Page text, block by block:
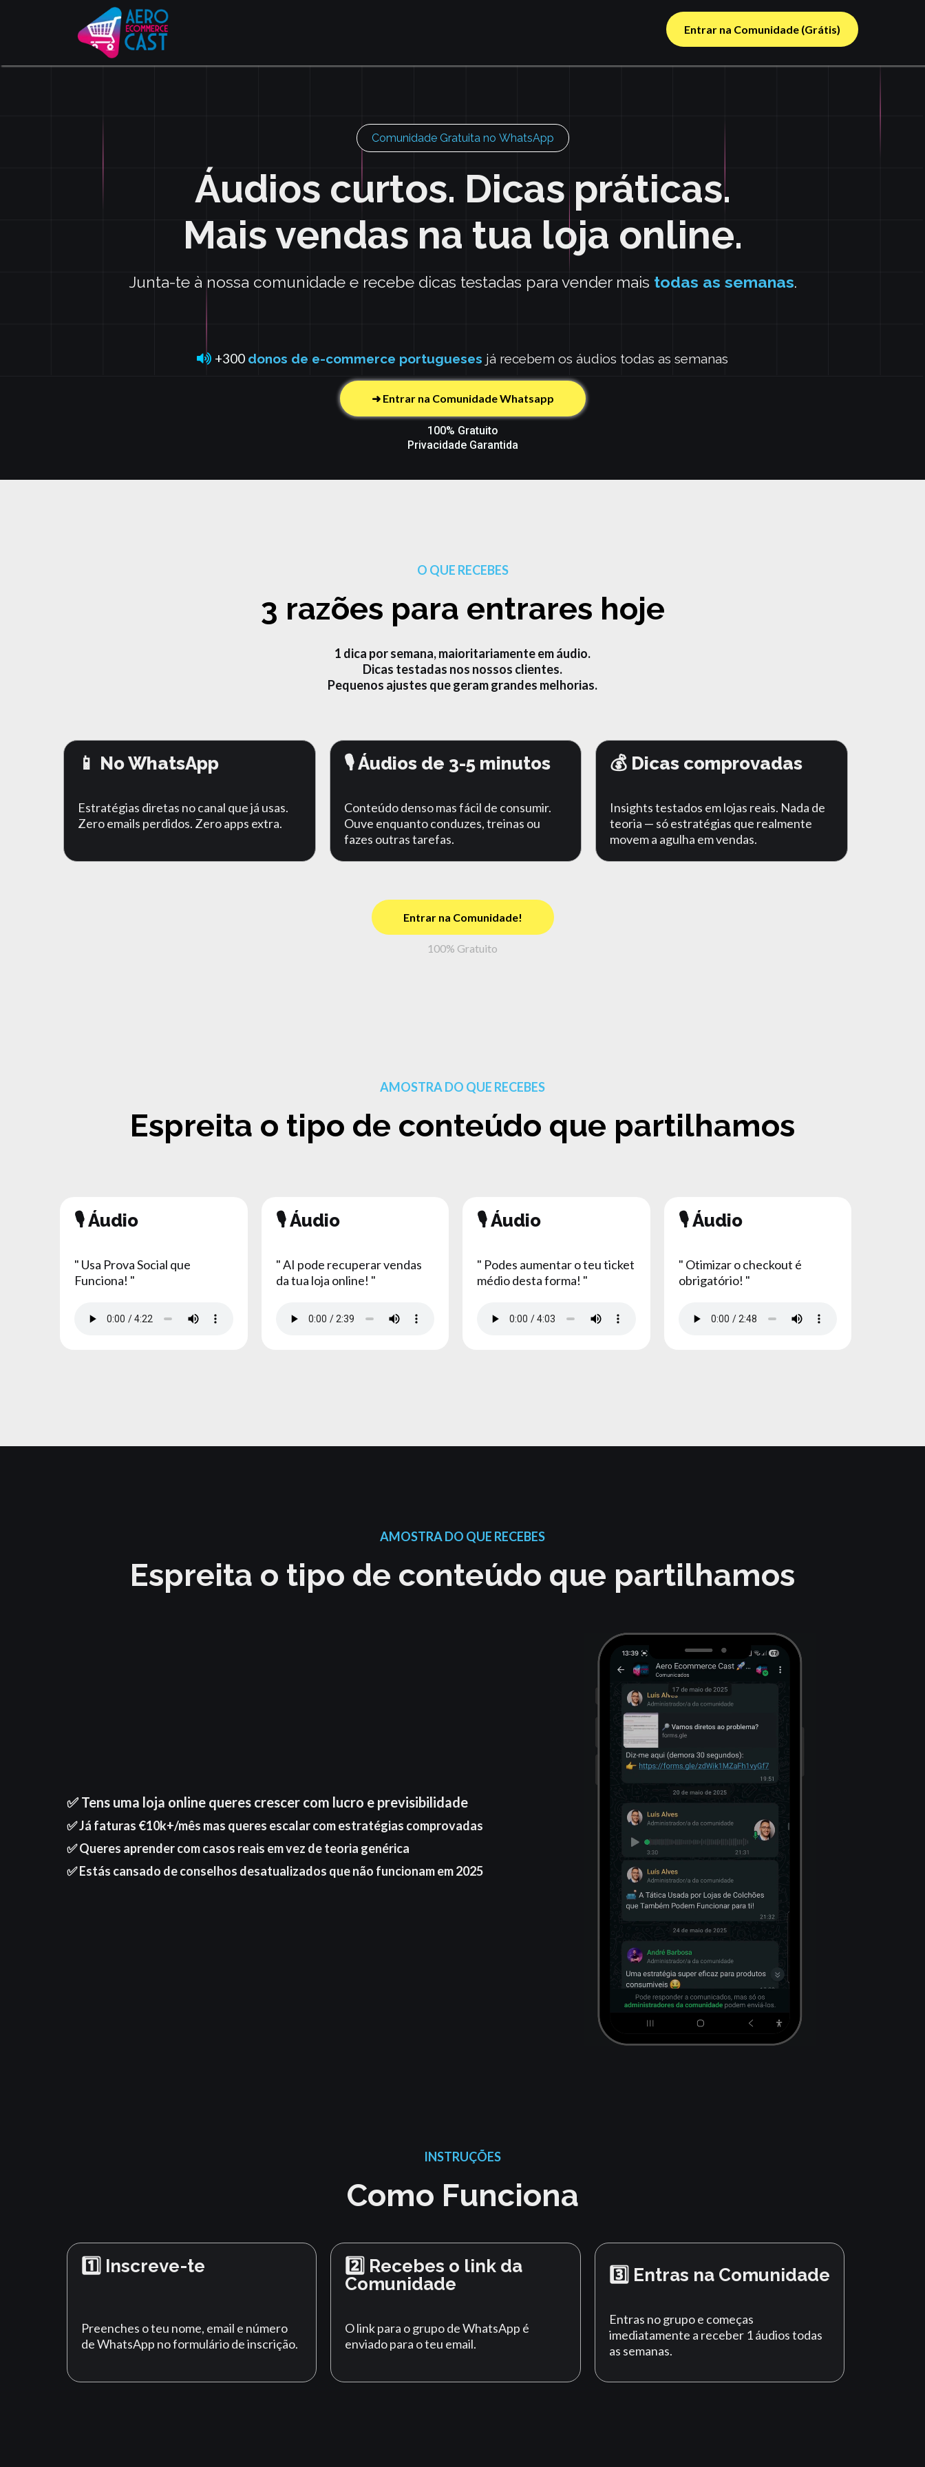
Entrar na Comunidade (Grátis)
Comunidade Gratuita no WhatsApp
Áudios curtos. Dicas práticas.
Mais vendas na tua loja online.
Junta-te à nossa comunidade e recebe dicas testadas para vender mais todas as semanas.
+300 donos de e-commerce portugueses já recebem os áudios todas as semanas
➜ Entrar na Comunidade Whatsapp
100% Gratuito
Privacidade Garantida
O QUE RECEBES
3 razões para entrares hoje
1 dica por semana, maioritariamente em áudio.
Dicas testadas nos nossos clientes.
Pequenos ajustes que geram grandes melhorias.
📱 No WhatsApp
Estratégias diretas no canal que já usas.
Zero emails perdidos. Zero apps extra.
🎙️ Áudios de 3-5 minutos
Conteúdo denso mas fácil de consumir.
Ouve enquanto conduzes, treinas ou
fazes outras tarefas.
💰 Dicas comprovadas
Insights testados em lojas reais. Nada de
teoria — só estratégias que realmente
movem a agulha em vendas.
Entrar na Comunidade!
100% Gratuito
AMOSTRA DO QUE RECEBES
Espreita o tipo de conteúdo que partilhamos
🎙Áudio
" Usa Prova Social que
Funciona! "
🎙 Áudio
" AI pode recuperar vendas
da tua loja online! "
🎙 Áudio
" Podes aumentar o teu ticket
médio desta forma! "
🎙 Áudio
" Otimizar o checkout é
obrigatório! "
AMOSTRA DO QUE RECEBES
Espreita o tipo de conteúdo que partilhamos
✅ Tens uma loja online queres crescer com lucro e previsibilidade
✅ Já faturas €10k+/mês mas queres escalar com estratégias comprovadas
✅ Queres aprender com casos reais em vez de teoria genérica
✅ Estás cansado de conselhos desatualizados que não funcionam em 2025
INSTRUÇÕES
Como Funciona
1️⃣ Inscreve-te
Preenches o teu nome, email e número
de WhatsApp no formulário de inscrição.
2️⃣ Recebes o link da
Comunidade
O link para o grupo de WhatsApp é
enviado para o teu email.
3️⃣ Entras na Comunidade
Entras no grupo e começas
imediatamente a receber 1 áudios todas
as semanas.